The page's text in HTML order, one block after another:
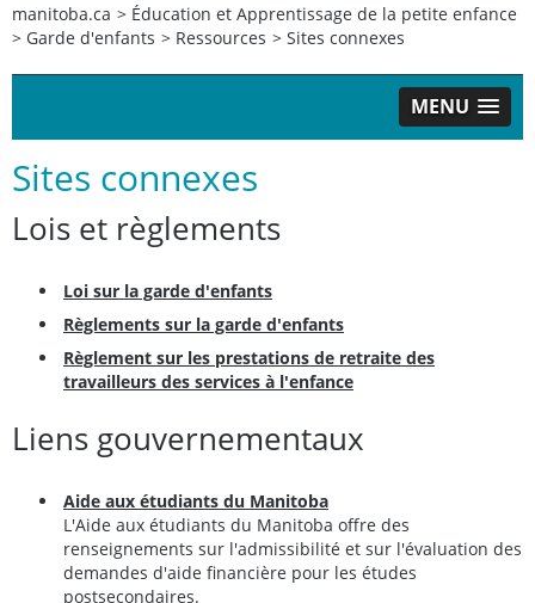
manitoba.ca > Éducation et Apprentissage de la petite enfance
> Garde d'enfants > Ressources > Sites connexes
MENU
Sites connexes
Lois et règlements
Loi sur la garde d'enfants
Règlements sur la garde d'enfants
Règlement sur les prestations de retraite des
travailleurs des services à l'enfance
Liens gouvernementaux
Aide aux étudiants du Manitoba
L'Aide aux étudiants du Manitoba offre des
renseignements sur l'admissibilité et sur l'évaluation des
demandes d'aide financière pour les études
postsecondaires.